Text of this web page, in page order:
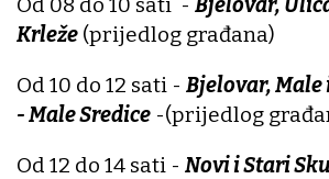
Krleže (prijedlog građana)
Od 10 do 12 sati - Bjelovar, Male
- Male Sredice -(prijedlog
Od 12 do 14 sati - Novi i Stari